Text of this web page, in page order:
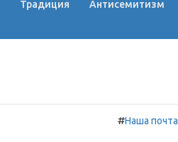
Традиция Антисемитизм
#Наша почта